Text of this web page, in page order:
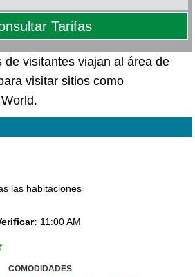
Tarifas
de visitantes viajan al área de
visitar sitios como
las habitaciones
11:00 AM
COMODIDADES